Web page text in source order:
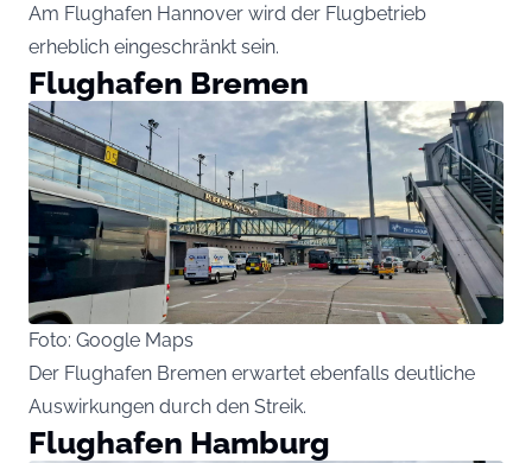
Am Flughafen Hannover wird der Flugbetrieb
erheblich eingeschränkt sein.
Flughafen Bremen
Foto: Google Maps
Der Flughafen Bremen erwartet ebenfalls deutliche
Auswirkungen durch den Streik.
Flughafen Hamburg